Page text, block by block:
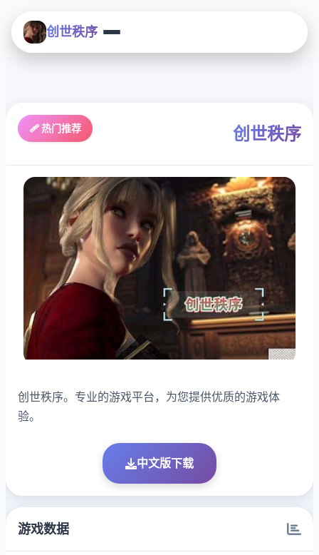
创世秩序
🩹 热门推荐 创世秩序
创世秩序。专业的游戏平台，为您提供优质的游戏体
验。
中文版下载
游戏数据